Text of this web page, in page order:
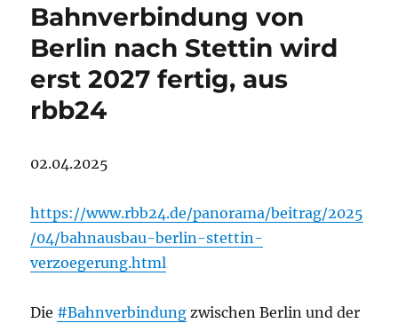
Bahnverbindung von
Berlin nach Stettin wird
erst 2027 fertig, aus
rbb24
02.04.2025
https://www.rbb24.de/panorama/beitrag/2025
/04/bahnausbau-berlin-stettin-
verzoegerung.html
Die #Bahnverbindung zwischen Berlin und der